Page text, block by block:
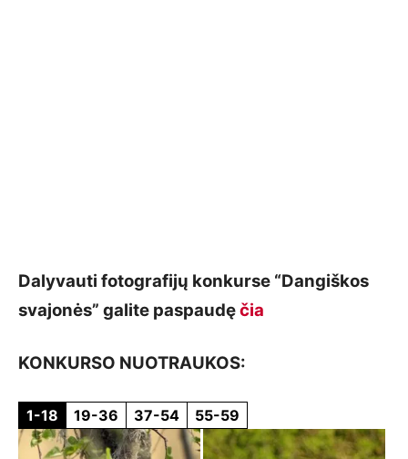
Dalyvauti fotografijų konkurse “Dangiškos
svajonės” galite paspaudęčia
KONKURSO NUOTRAUKOS:
1-18 19-36 37-54 55-59